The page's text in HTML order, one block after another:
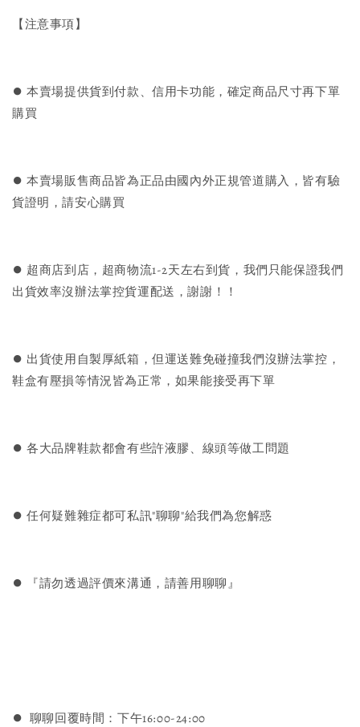
【注意事項】
⏺︎ 本賣場提供貨到付款、信用卡功能，確定商品尺寸再下單
購買
⏺︎ 本賣場販售商品皆為正品由國內外正規管道購入，皆有驗
貨證明，請安心購買
⏺︎ 超商店到店，超商物流1-2天左右到貨，我們只能保證我們
出貨效率沒辦法掌控貨運配送，謝謝！！
⏺︎ 出貨使用自製厚紙箱，但運送難免碰撞我們沒辦法掌控，
鞋盒有壓損等情況皆為正常，如果能接受再下單
⏺︎ 各大品牌鞋款都會有些許液膠、線頭等做工問題
⏺︎ 任何疑難雜症都可私訊"聊聊"給我們為您解惑
⏺︎ 『請勿透過評價來溝通，請善用聊聊』
⏺︎ 聊聊回覆時間：下午16:00-24:00